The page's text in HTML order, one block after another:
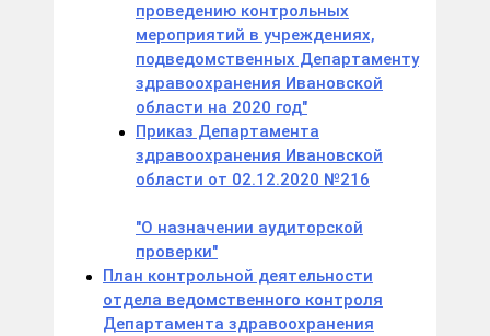
проведению контрольных
мероприятий в учреждениях,
подведомственных Департаменту
здравоохранения Ивановской
области на 2020 год"
Приказ Департамента
здравоохранения Ивановской
области от 02.12.2020 №216
"О назначении аудиторской
проверки"
План контрольной деятельности
отдела ведомственного контроля
Департамента здравоохранения